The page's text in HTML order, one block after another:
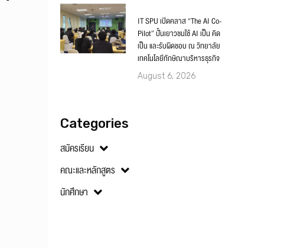
IT SPU เปิดคลาส “The AI Co-
Pilot” ปั้นเยาวชนใช้ AI เป็น คิด
เป็น และรับผิดชอบ ณ วิทยาลัย
เทคโนโลยีทักษิณาบริหารธุรกิจ
August 6, 2026
Categories
สมัครเรียน
คณะและหลักสูตร
นักศึกษา